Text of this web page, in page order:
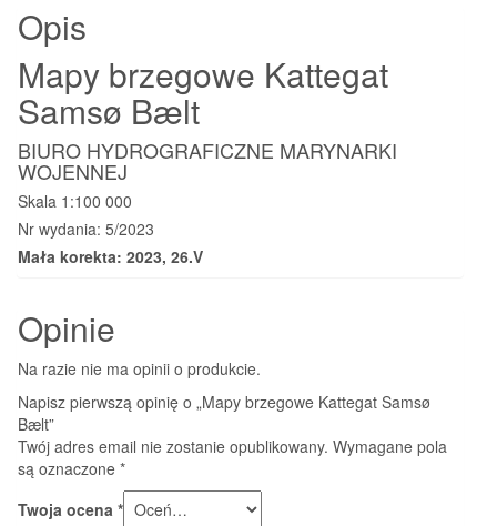
Opis
Mapy brzegowe Kattegat
Samsø Bælt
BIURO HYDROGRAFICZNE MARYNARKI
WOJENNEJ
Skala 1:100 000
Nr wydania: 5/2023
Mała korekta: 2023, 26.V
Opinie
Na razie nie ma opinii o produkcie.
Napisz pierwszą opinię o „Mapy brzegowe Kattegat Samsø
Bælt”
Twój adres email nie zostanie opublikowany. Wymagane pola
są oznaczone *
Twoja ocena *